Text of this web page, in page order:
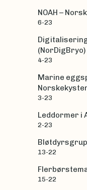
NOAH –
6-23
(NorDigBryo)
4-23
Marine
Norskekysten
3-23
Leddormer i
2-23
13-22
15-22